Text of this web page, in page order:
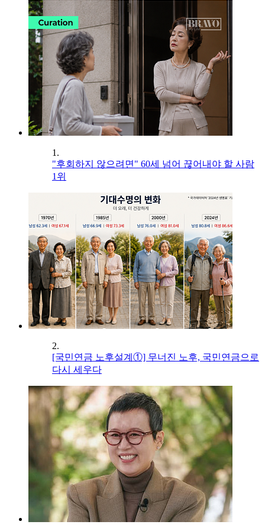
1.
"후회하지 않으려면" 60세 넘어 끊어내야 할 사람
1위
2.
[국민연금 노후설계①] 무너진 노후, 국민연금으로
다시 세우다